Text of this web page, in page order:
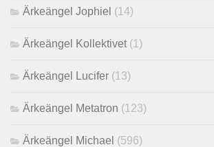
Ärkeängel Jophiel (14)
Ärkeängel Kollektivet (1)
Ärkeängel Lucifer (13)
Ärkeängel Metatron (123)
Ärkeängel Michael (596)